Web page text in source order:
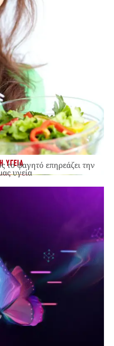
ΥΓΕΙΑ
το φαγητό επηρεάζει την
υγεία